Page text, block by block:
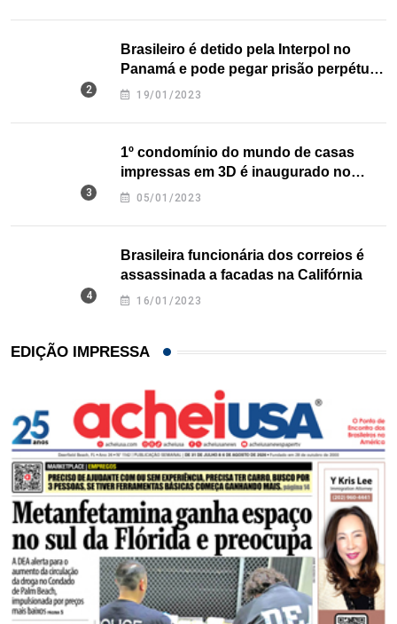
Brasileiro é detido pela Interpol no
Panamá e pode pegar prisão perpétua
nos EUA
19/01/2023
1º condomínio do mundo de casas
impressas em 3D é inaugurado no
Texas
05/01/2023
Brasileira funcionária dos correios é
assassinada a facadas na Califórnia
16/01/2023
EDIÇÃO IMPRESSA